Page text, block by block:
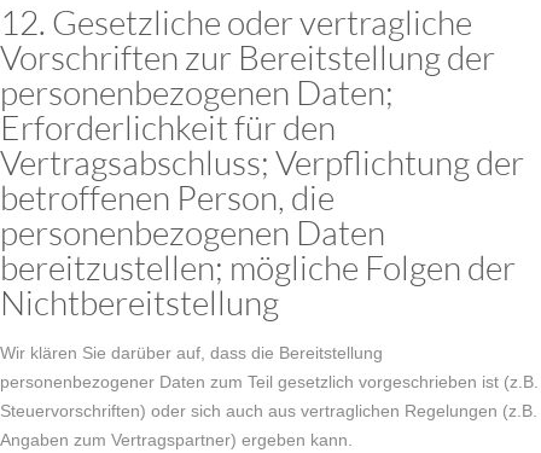
12. Gesetzliche oder vertragliche
Vorschriften zur Bereitstellung der
personenbezogenen Daten;
Erforderlichkeit für den
Vertragsabschluss; Verpflichtung der
betroffenen Person, die
personenbezogenen Daten
bereitzustellen; mögliche Folgen der
Nichtbereitstellung
Wir klären Sie darüber auf, dass die Bereitstellung
personenbezogener Daten zum Teil gesetzlich vorgeschrieben ist (z.B.
Steuervorschriften) oder sich auch aus vertraglichen Regelungen (z.B.
Angaben zum Vertragspartner) ergeben kann.